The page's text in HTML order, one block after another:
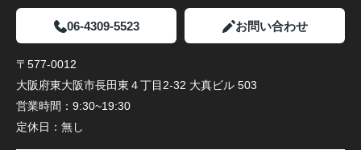
06-4309-5523 お問い合わせ
〒577-0012
大阪府東大阪市長田東４丁目2-32 大真ビル 503
営業時間： 9:30~19:30
定休日： 無し